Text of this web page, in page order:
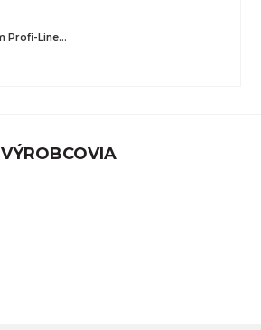
Profi-Line…
VÝROBCOVIA